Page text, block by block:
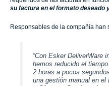
su factura en el formato deseado
Responsables de la compañía han
“Con Esker DeliverWare
hemos reducido el
2 horas a pocos
una gestión manual en el